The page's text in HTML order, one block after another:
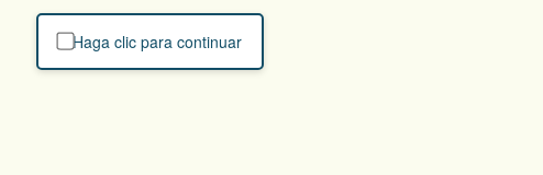
Haga clic para continuar